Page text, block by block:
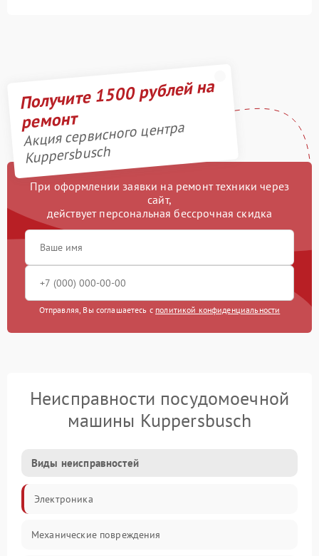
Получите 1500 рублей на
ремонт
Акция сервисного центра
Kuppersbusch
При оформлении заявки на ремонт техники через
сайт,
действует персональная бессрочная скидка
Отправляя, Вы соглашаетесь с политикой конфиденциальности
Неисправности посудомоечной
машины Kuppersbusch
Виды неисправностей
Электроника
Механические повреждения